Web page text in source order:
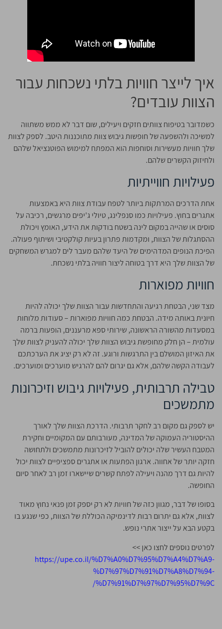
איך לייצר חוויות בלתי נשכחות עבור
הצוות עובדים?
כשמדובר בטיפוח צוותים חזקים ויעילים, שום דבר לא ממש משתווה
למשיכה ולהשפעה של חופשות גיבוש צוות מתוכננות היטב. לספק לצוות
שלך חוויות מעשירות וסוחפות הוא המפתח למימוש הפוטנציאל שלהם
ולחיזוק הקשרים שלהם.
פעילויות חווייתיות
אחת הדרכים המרתקות ביותר לטפח עבודת צוות היא באמצעות
אתגרים בחוץ. פעילויות כמו סנפלינג, טיולי ג'יפים מרגשים, רכיבה על
סוסים או שהייה במקום לינה בשטח בודקות את הידע, האומץ ויכולת
ההסתגלות של הצוות, ומקדמות פתרון בעיות קולקטיבי ושיתוף פעולה.
הפיכת הנופים המדהימים של היעד שלהם מעבר לים למגרש המשחקים
של הצוות שלך היא דרך בטוחה ליצור חוויה בלתי נשכחת.
חוויות מפוארות
מצד שני, הבטחת רגיעה והתחדשות עבור הצוות שלך יכולה להיות
חיונית באותה מידה. הבטחת כמה חוויות מפוארות – סעודות מלוחות
במסעדות מהשורה הראשונה, שירותי ספא מרעננים, הופעות ברמה
עולמית – הן חלק מחופשת גיבוש הצוות שלך יכולה להעניק לצוות שלך
את האיזון המושלם בין התרגשות ורוגע. זה לא רק יציג את הערכתכם
לעבודה הקשה שלהם, אלא גם יגרום להם להרגיש מוערכים ומוערכים.
טבילה תרבותית, פעילויות גיבוש וזיכרונות
מתמשכים
יש לספק גם מקום רב לחקר תרבותי. הדרכת הצוות שלך לאורך
ההיסטוריה העמוקה של המדינה, מעורבותם עם המקומיים וחקירת
המטבח העשיר שלה יכולים להוביל לזיכרונות מתמשכים ולתחושה
חזקה יותר של אחווה. ארגון הפתעות או אתגרים ספציפיים לצוות יכול
להיות גם דרך מהנה ויעילה לפתח קשרים שיישארו זמן רב לאחר סיום
החופשה.
בסופו של דבר, מגוון כזה של חוויות לא רק יספק זמן פנאי נחוץ מאוד
לצוות, אלא גם יתרום רבות לדינמיקה הכוללת של הצוות, כפי שנגע בו
בקטע הבא על ייצור אתרי נופש.
לפרטים נוספים לחצו כאן >>
https://upe.co.il/%D7%A0%D7%95%D7%A4%D7%A9-
%D7%97%D7%91%D7%A8%D7%94-
%D7%91%D7%97%D7%95%D7%9C/